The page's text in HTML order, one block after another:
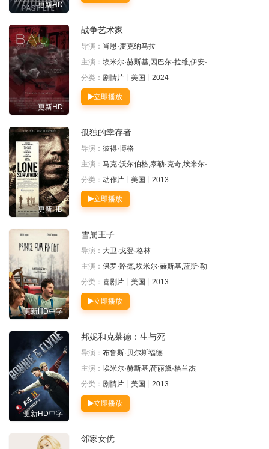
更新HD
更新HD
战争艺术家
导演： 肖恩·麦克纳马拉
主演： 埃米尔·赫斯基,因巴尔·拉维,伊安·
分类： 剧情片 美国 2024
立即播放
更新HD
孤独的幸存者
导演： 彼得·博格
主演： 马克·沃尔伯格,泰勒·克奇,埃米尔·
分类： 动作片 美国 2013
立即播放
更新HD中字
雪崩王子
导演： 大卫·戈登·格林
主演： 保罗·路德,埃米尔·赫斯基,蓝斯·勒
分类： 喜剧片 美国 2013
立即播放
更新HD中字
邦妮和克莱德：生与死
导演： 布鲁斯·贝尔斯福德
主演： 埃米尔·赫斯基,荷丽黛·格兰杰
分类： 剧情片 美国 2013
立即播放
邻家女优